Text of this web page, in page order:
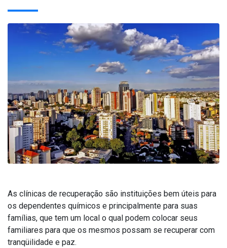
As clínicas de recuperação são instituições bem úteis para
os dependentes químicos e principalmente para suas
famílias, que tem um local o qual podem colocar seus
familiares para que os mesmos possam se recuperar com
tranqüilidade e paz.